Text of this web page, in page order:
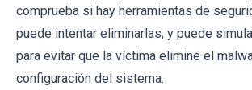
comprueba si hay herramientas de
puede intentar eliminarlas, y puede
para evitar que la víctima elimine el
configuración del sistema.